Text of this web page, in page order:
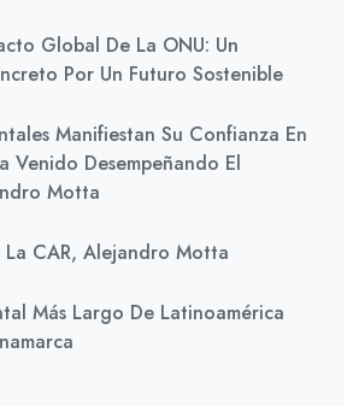
Global De La ONU: Un
Por Un Futuro Sostenible
Manifiestan Su Confianza En
Venido Desempeñando El
Motta
La CAR, Alejandro Motta
Más Largo De Latinoamérica